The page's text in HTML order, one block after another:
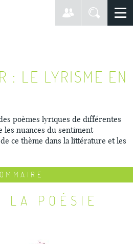
: LE LYRISME EN
poèmes lyriques de différentes
nuances du sentiment
ce thème dans la littérature et les
LA POÉSIE